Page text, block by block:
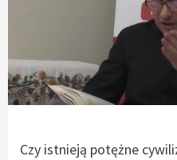
Czy istnieją potężne